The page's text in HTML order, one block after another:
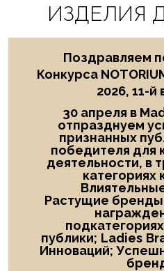
ИЗДЕЛИЯ
Поздравляем
Конкурса
2026, 11-й
30 апреля в
отпразднуем
признанных
победителя для
деятельности, в
категориях
Растущие
подкатегориях
публики; Ladies
Инноваций;